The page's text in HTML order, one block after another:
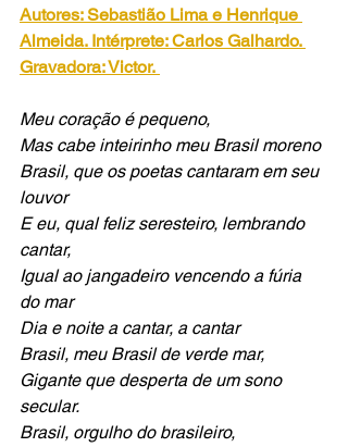
Autores: Sebastião Lima e Henrique
Almeida. Intérprete: Carlos Galhardo.
Gravadora: Victor.
Meu coração é pequeno,
Mas cabe inteirinho meu Brasil moreno
Brasil, que os poetas cantaram em seu
louvor
E eu, qual feliz seresteiro, lembrando
cantar,
Igual ao jangadeiro vencendo a fúria
do mar
Dia e noite a cantar, a cantar
Brasil, meu Brasil de verde mar,
Gigante que desperta de um sono
secular.
Brasil, orgulho do brasileiro,